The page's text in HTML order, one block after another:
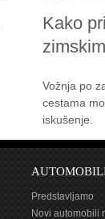
Kako
Vožnja po
cestama
iskušenje.
Predstavljamo
Novi automobili